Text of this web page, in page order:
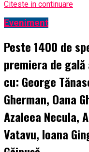
Citeste in continuare
Eveniment
Peste 1400 de
premiera de gală
cu: George
Gherman, Oana
Azaleea Necula,
Vatavu, Ioana